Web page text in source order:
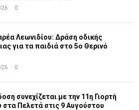
0
Λεωνιδίου: Δράση οδικής
για τα παιδιά στο 5ο Θερινό
0
συνεχίζεται με την 11η Γιορτή
στα Πελετά στις 9 Αυγούστου